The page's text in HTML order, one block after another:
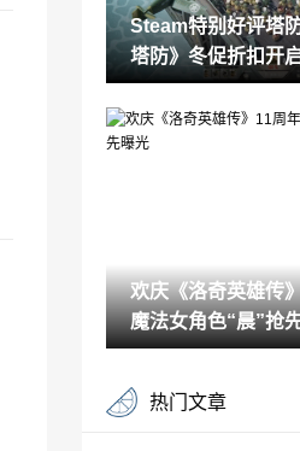
2022-12-27
Epic喜加一：《暗影
《光环3》早期版本
黑暗幻想JRPG《索迪
eam
2022-12-27
2》跳票至2023年Q2
Steam特别好评塔
塔防》冬促折扣开
欢庆《洛奇英雄传》
魔法女角色“晨”抢
热门文章